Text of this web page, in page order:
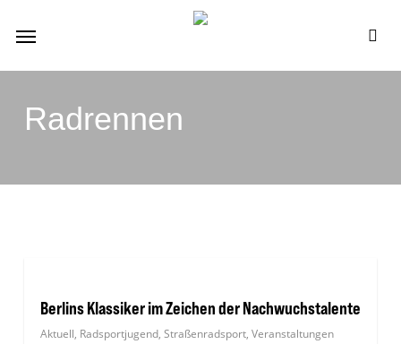
Menu
Radrennen
Berlins Klassiker im Zeichen der Nachwuchstalente
Aktuell, Radsportjugend, Straßenradsport, Veranstaltungen